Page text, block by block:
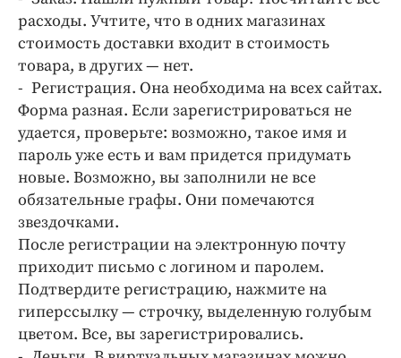
расходы. Учтите, что в одних магазинах
стоимость доставки входит в стоимость
товара, в других — нет.
- Регистрация. Она необходима на всех сайтах.
Форма разная. Если зарегистрироваться не
удается, проверьте: возможно, такое имя и
пароль уже есть и вам придется придумать
новые. Возможно, вы заполнили не все
обязательные графы. Они помечаются
звездочками.
После регистрации на электронную почту
приходит письмо с логином и паролем.
Подтвердите регистрацию, нажмите на
гиперссылку — строчку, выделенную голубым
цветом. Все, вы зарегистрировались.